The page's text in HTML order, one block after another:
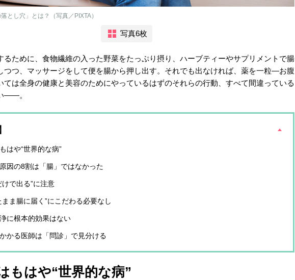
落とし穴」とは？（写真／PIXTA）
写真6枚
るために、食物繊維の入った野菜をたっぷり摂り、ハーブティーやサプリメントで腸
つつ、マッサージをして便を腸から押し出す。それでも出なければ、薬を一粒―お腹
ては全身の健康と美容のためにやっているはずのそれらの行動、すべて間違っている
――。
はや“世界的な病”
因の8割は「腸」ではなかった
けで出る”に注意
まま腸に届く”にこだわる必要なし
に根本的効果はない
かる医師は「問診」で見分ける
もはや“世界的な病”